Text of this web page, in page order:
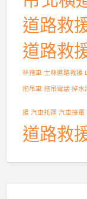
道路救
道路救
林拖車 士林道路救援
拖吊車 拖吊電話 掉水
援 汽車托運 汽車接電
道路救